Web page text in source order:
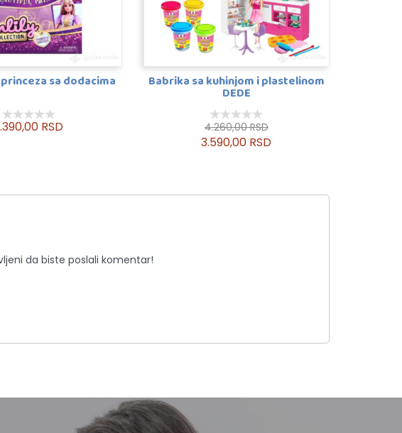
sa dodacima
RSD
Babrika sa kuhinjom i plastelinom
DEDE
4.260,00 RSD
3.590,00 RSD
da biste poslali komentar!